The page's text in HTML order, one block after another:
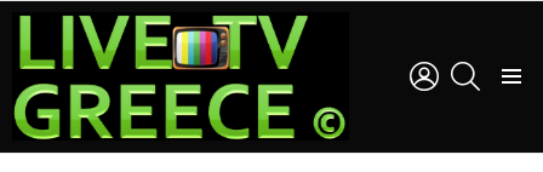
LOGIN